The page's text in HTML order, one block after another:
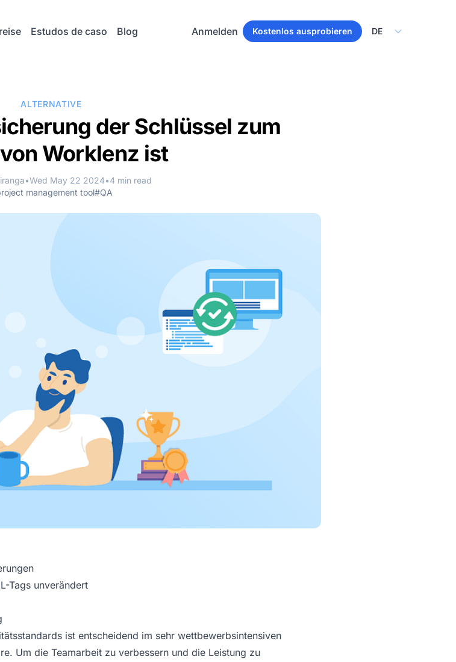
Estudos de caso Blog Anmelden Kostenlos ausprobieren Select Language
ALTERNATIVE
der Schlüssel zum
Worklenz ist
•Wed May 22 2024•4 min read
management tool#QA
Tags unverändert
ist entscheidend im sehr wettbewerbsintensiven
Um die Teamarbeit zu verbessern und die Leistung zu